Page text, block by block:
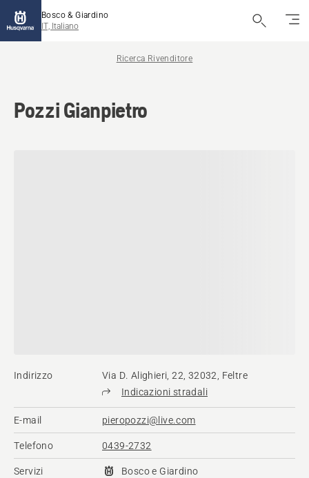
Bosco & Giardino
IT, Italiano
Ricerca Rivenditore
Pozzi Gianpietro
Indirizzo
Via D. Alighieri, 22, 32032, Feltre
Indicazioni stradali
E-mail pieropozzi@live.com
Telefono 0439-2732
Servizi
Bosco e Giardino